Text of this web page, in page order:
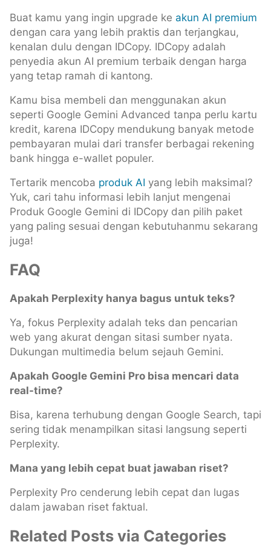
Buat kamu yang ingin upgrade ke akun AI premium
dengan cara yang lebih praktis dan terjangkau,
kenalan dulu dengan IDCopy. IDCopy adalah
penyedia akun AI premium terbaik dengan harga
yang tetap ramah di kantong.
Kamu bisa membeli dan menggunakan akun
seperti Google Gemini Advanced tanpa perlu kartu
kredit, karena IDCopy mendukung banyak metode
pembayaran mulai dari transfer berbagai rekening
bank hingga e-wallet populer.
Tertarik mencoba produk AI yang lebih maksimal?
Yuk, cari tahu informasi lebih lanjut mengenai
Produk Google Gemini di IDCopy dan pilih paket
yang paling sesuai dengan kebutuhanmu sekarang
juga!
FAQ
Apakah Perplexity hanya bagus untuk teks?
Ya, fokus Perplexity adalah teks dan pencarian
web yang akurat dengan sitasi sumber nyata.
Dukungan multimedia belum sejauh Gemini.
Apakah Google Gemini Pro bisa mencari data
real-time?
Bisa, karena terhubung dengan Google Search, tapi
sering tidak menampilkan sitasi langsung seperti
Perplexity.
Mana yang lebih cepat buat jawaban riset?
Perplexity Pro cenderung lebih cepat dan lugas
dalam jawaban riset faktual.
Related Posts via Categories